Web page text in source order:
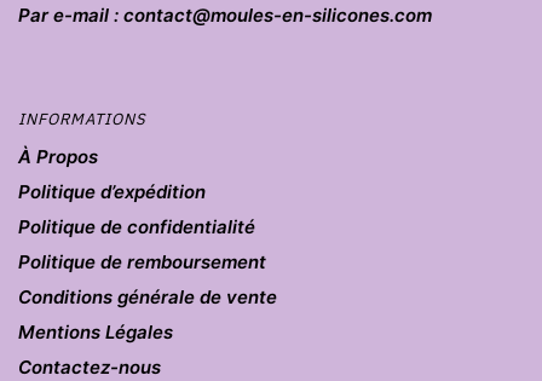
Par e-mail : contact@moules-en-silicones.com
INFORMATIONS
À Propos
Politique d’expédition
Politique de confidentialité
Politique de remboursement
Conditions générale de vente
Mentions Légales
Contactez-nous